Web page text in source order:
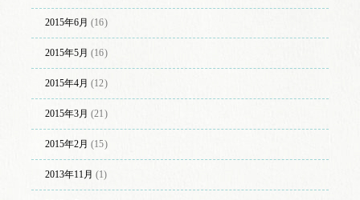
2015年6月 (16)
2015年5月 (16)
2015年4月 (12)
2015年3月 (21)
2015年2月 (15)
2013年11月 (1)